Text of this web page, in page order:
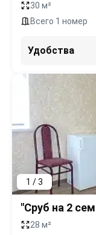
30 м²
Всего 1 номер
Удобства
1 / 3
"Сруб на 2
28 м²